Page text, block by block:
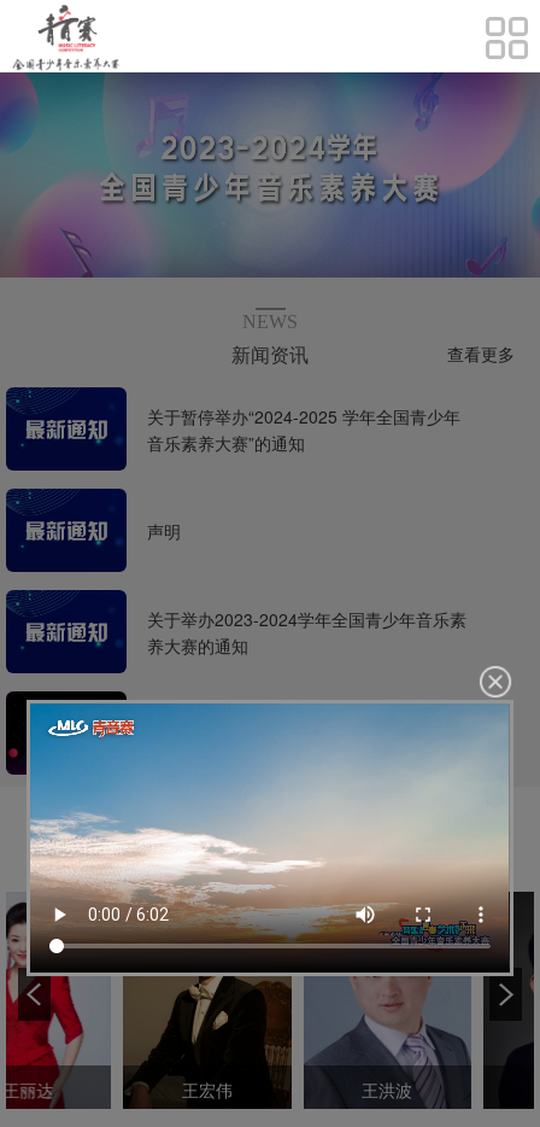
NEWS
新闻资讯 查看更多
关于暂停举办“2024-2025 学年全国青少年
音乐素养大赛”的通知
声明
关于举办2023-2024学年全国青少年音乐素
养大赛的通知
专家团队
著名歌唱家。国家
一级演员。天津音乐学
院常务副院长，中国音
乐家协会理事、北京市
九、十、十一届全国青
联常委、新疆生产建设
兵团青联副主席，享受
国务院政府特殊津贴。
王洪波
王洪波
教育家。国家一级演
员，中国音乐学院教
授，博士生导师。
石倚洁
石倚洁
音乐学院特聘教授，香